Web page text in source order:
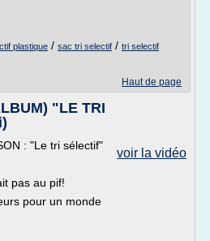
plastique / sac tri selectif / tri selectif
Haut de page
"LE TRI
voir la vidéo
: "Le tri sélectif"
pas au pif!
pour un monde